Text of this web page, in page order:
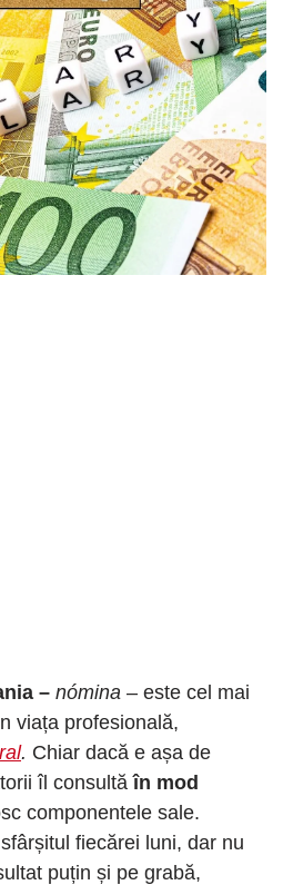
– nómina – este cel mai
viața profesională,
. Chiar dacă e așa de
îl consultăîn mod
componentele sale.
fiecărei luni, dar nu
puțin și pe grabă,